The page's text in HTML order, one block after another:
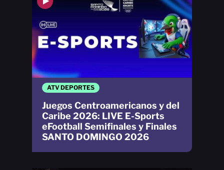
ATV DEPORTES
Juegos Centroamericanos y del
Caribe 2026: LIVE E-Sports
eFootball Semifinales y Finales
SANTO DOMINGO 2026